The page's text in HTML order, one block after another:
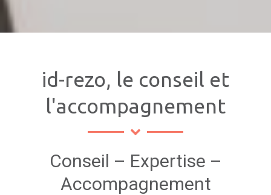
id-rezo, le conseil et
l'accompagnement
Conseil – Expertise –
Accompagnement